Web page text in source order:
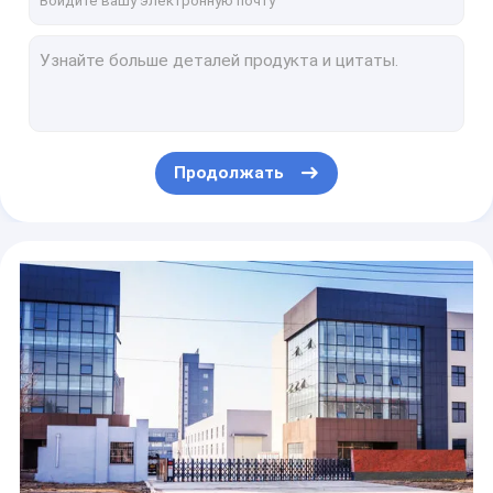
ISO9001 алюминиевое радиальное электролитическое течение пульсации конденсатора 2.2UF400V высокое
конденсатор 6.3X11MM ISO9001 33uF50V высокочастотный низкий ESR
Зеленый радиальный электролитический конденсатор 8.2UF400V 10X20mm TW BOR
Конденсаторы 22UF 25V миниатюрные алюминиевые электролитические 5X11mm RoHS
33UF35V миниатюрный тип руководства конденсатора 5x11mm радиальный 2000 часов
Продолжать